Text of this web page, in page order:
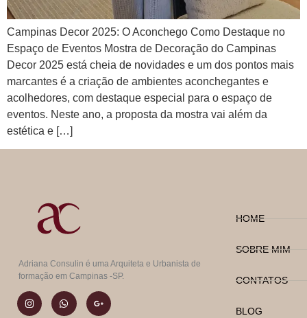
Campinas Decor 2025: O Aconchego Como Destaque no
Espaço de Eventos Mostra de Decoração do Campinas
Decor 2025 está cheia de novidades e um dos pontos mais
marcantes é a criação de ambientes aconchegantes e
acolhedores, com destaque especial para o espaço de
eventos. Neste ano, a proposta da mostra vai além da
estética e […]
Adriana Consulin é uma Arquiteta e Urbanista de
formação em Campinas -SP.
HOME
SOBRE MIM
CONTATOS
BLOG